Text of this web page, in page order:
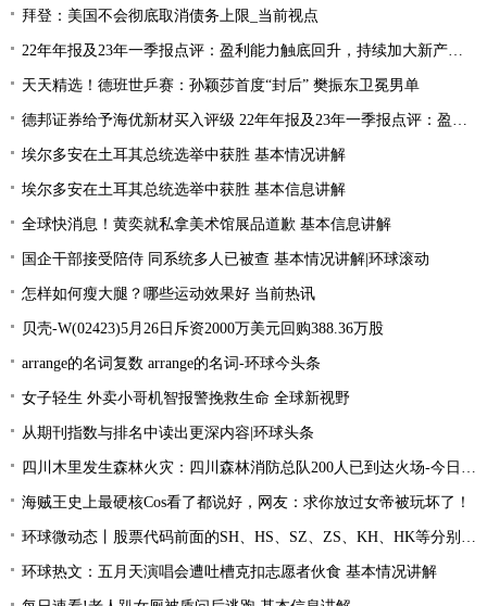
拜登：美国不会彻底取消债务上限_当前视点
22年年报及23年一季报点评：盈利能力触底回升，持续加大新产品研发
天天精选！德班世乒赛：孙颖莎首度“封后” 樊振东卫冕男单
德邦证券给予海优新材买入评级 22年年报及23年一季报点评：盈利能力触底回升 持续加大新产品研发
埃尔多安在土耳其总统选举中获胜 基本情况讲解
埃尔多安在土耳其总统选举中获胜 基本信息讲解
全球快消息！黄奕就私拿美术馆展品道歉 基本信息讲解
国企干部接受陪侍 同系统多人已被查 基本情况讲解|环球滚动
怎样如何瘦大腿？哪些运动效果好 当前热讯
贝壳-W(02423)5月26日斥资2000万美元回购388.36万股
arrange的名词复数 arrange的名词-环球今头条
女子轻生 外卖小哥机智报警挽救生命 全球新视野
从期刊指数与排名中读出更深内容|环球头条
四川木里发生森林火灾：四川森林消防总队200人已到达火场-今日关注
海贼王史上最硬核Cos看了都说好，网友：求你放过女帝被玩坏了！
环球微动态丨股票代码前面的SH、HS、SZ、ZS、KH、HK等分别是什么意思？
环球热文：五月天演唱会遭吐槽克扣志愿者伙食 基本情况讲解